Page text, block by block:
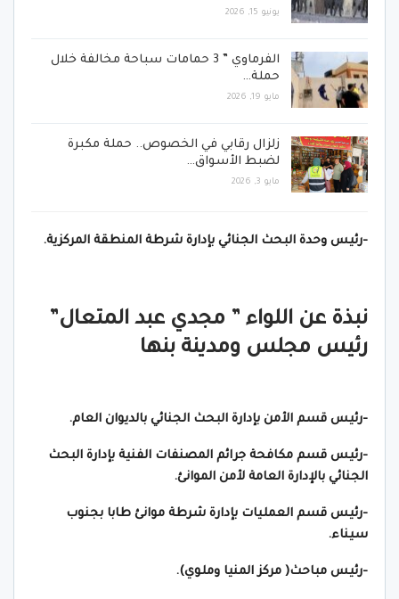
يونيو 15, 2026
الفرماوي ” 3 حمامات سباحة مخالفة خلال
حملة…
مايو 19, 2026
زلزال رقابي في الخصوص.. حملة مكبرة
لضبط الأسواق…
مايو 3, 2026
-رئيس وحدة البحث الجنائي بإدارة شرطة المنطقة المركزية.
نبذة عن اللواء ” مجدي عبد المتعال”
رئيس مجلس ومدينة بنها
-رئيس قسم الأمن بإدارة البحث الجنائي بالديوان العام.
-رئيس قسم مكافحة جرائم المصنفات الفنية بإدارة البحث
الجنائي بالإدارة العامة لأمن الموانئ.
-رئيس قسم العمليات بإدارة شرطة موانئ طابا بجنوب
سيناء.
-رئيس مباحث( مركز المنيا وملوي).